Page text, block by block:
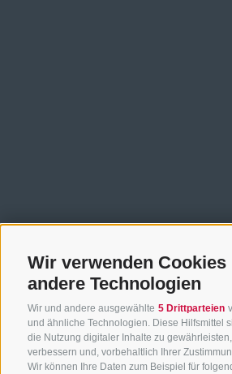
Wir verwenden Cookies
andere Technologien
Wir und andere ausgewählte 5 Drittparteien
und ähnliche Technologien. Diese Hilfsmittel
die Nutzung digitaler Inhalte zu
verbessern und, vorbehaltlich Ihrer
Wir können Ihre Daten zum Beispiel für